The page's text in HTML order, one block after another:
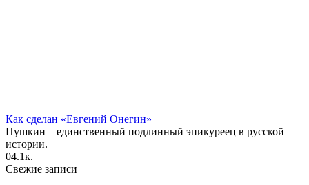
Как сделан «Евгений Онегин»
Пушкин – единственный подлинный эпикуреец в русской
истории.
04.1к.
Свежие записи